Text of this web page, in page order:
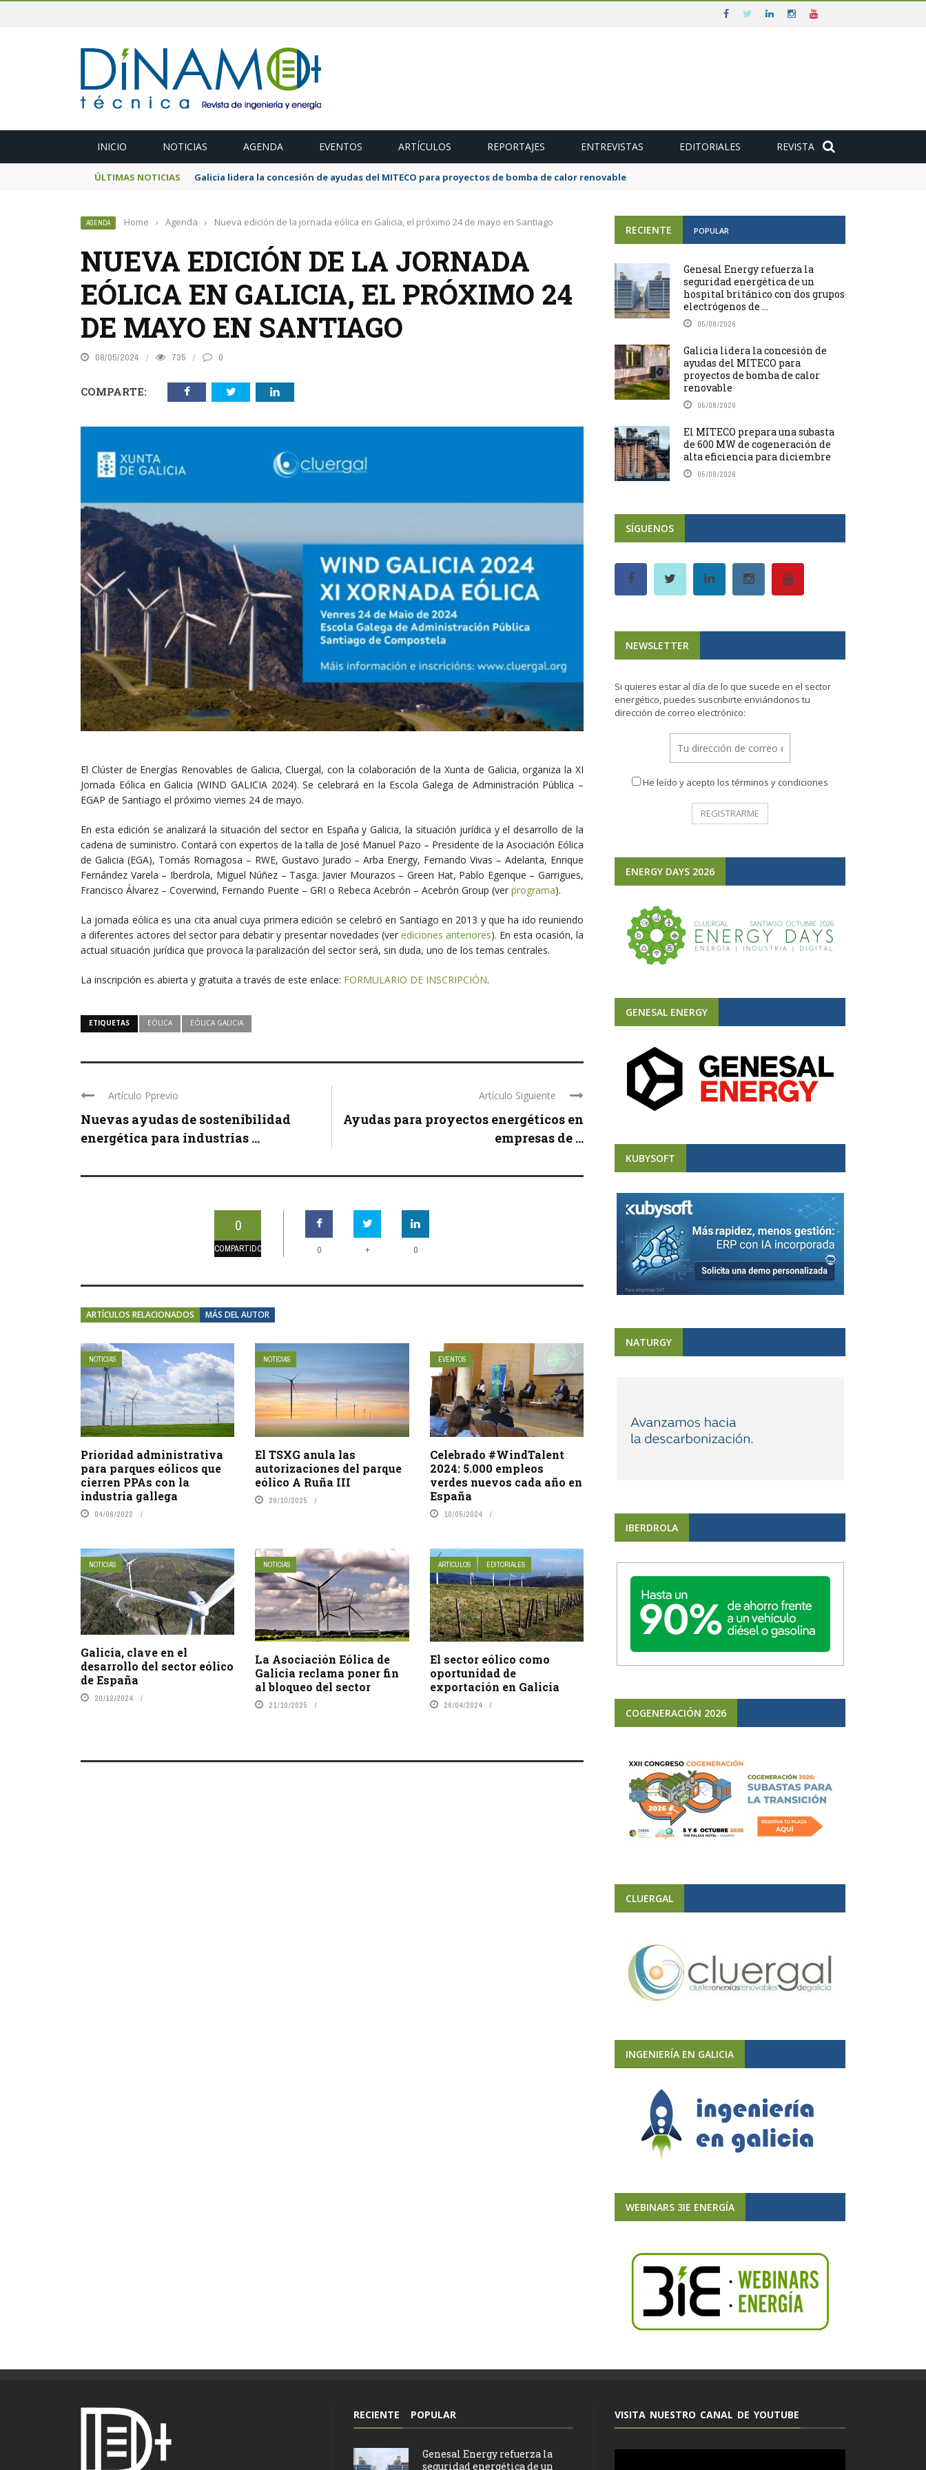
INICIO NOTICIAS AGENDA EVENTOS ARTÍCULOS REPORTAJES ENTREVISTAS EDITORIALES REVISTA
ÚLTIMAS NOTICIAS El MITECO prepara una subasta de 600 MW de cogeneración de alta eficiencia para diciembre
AGENDA Home › Agenda › Nueva edición de la jornada eólica en Galicia, el próximo 24 de mayo en Santiago
NUEVA EDICIÓN DE LA JORNADA
EÓLICA EN GALICIA, EL PRÓXIMO 24
DE MAYO EN SANTIAGO
08/05/2024 735 0
COMPARTE:
El Clúster de Energías Renovables de Galicia, Cluergal, con la colaboración de la Xunta de Galicia, organiza la XI
Jornada Eólica en Galicia (WIND GALICIA 2024). Se celebrará en la Escola Galega de Administración Pública –
EGAP de Santiago el próximo viernes 24 de mayo.
En esta edición se analizará la situación del sector en España y Galicia, la situación jurídica y el desarrollo de la
cadena de suministro. Contará con expertos de la talla de José Manuel Pazo – Presidente de la Asociación Eólica
de Galicia (EGA), Tomás Romagosa – RWE, Gustavo Jurado – Arba Energy, Fernando Vivas – Adelanta, Enrique
Fernández Varela – Iberdrola, Miguel Núñez – Tasga. Javier Mourazos – Green Hat, Pablo Egerique – Garrigues,
Francisco Álvarez – Coverwind, Fernando Puente – GRI o Rebeca Acebrón – Acebrón Group (ver programa).
La jornada eólica es una cita anual cuya primera edición se celebró en Santiago en 2013 y que ha ido reuniendo
a diferentes actores del sector para debatir y presentar novedades (ver ediciones anteriores). En esta ocasión, la
actual situación jurídica que provoca la paralización del sector será, sin duda, uno de los temas centrales.
La inscripción es abierta y gratuita a través de este enlace: FORMULARIO DE INSCRIPCIÓN.
ETIQUETAS EÓLICA EÓLICA GALICIA
Artículo Pprevio
Nuevas ayudas de sostenibilidad
energética para industrias ...
Artículo Siguiente
Ayudas para proyectos energéticos en
empresas de ...
0
COMPARTIDOS 0 + 0
ARTÍCULOS RELACIONADOS MÁS DEL AUTOR
NOTICIAS
Prioridad administrativa
para parques eólicos que
cierren PPAs con la
industria gallega
04/06/2022
NOTICIAS
El TSXG anula las
autorizaciones del parque
eólico A Ruña III
29/10/2025
EVENTOS
Celebrado #WindTalent
2024: 5.000 empleos
verdes nuevos cada año en
España
10/05/2024
NOTICIAS
Galicia, clave en el
desarrollo del sector eólico
de España
20/12/2024
NOTICIAS
La Asociación Eólica de
Galicia reclama poner fin
al bloqueo del sector
21/10/2025
ARTÍCULOS EDITORIALES
El sector eólico como
oportunidad de
exportación en Galicia
26/04/2024
RECIENTE POPULAR
Genesal Energy refuerza la
seguridad energética de un
hospital británico con dos grupos
electrógenos de ...
05/08/2026
Galicia lidera la concesión de
ayudas del MITECO para
proyectos de bomba de calor
renovable
05/08/2026
El MITECO prepara una subasta
de 600 MW de cogeneración de
alta eficiencia para diciembre
05/08/2026
SÍGUENOS
NEWSLETTER
Si quieres estar al día de lo que sucede en el sector
energético, puedes suscribirte enviándonos tu
dirección de correo electrónico:
He leído y acepto los términos y condiciones
ENERGY DAYS 2026
GENESAL ENERGY
KUBYSOFT
NATURGY
IBERDROLA
COGENERACIÓN 2026
CLUERGAL
INGENIERÍA EN GALICIA
WEBINARS 3IE ENERGÍA
RECIENTE POPULAR
Genesal Energy refuerza la
seguridad energética de un
VISITA NUESTRO CANAL DE YOUTUBE